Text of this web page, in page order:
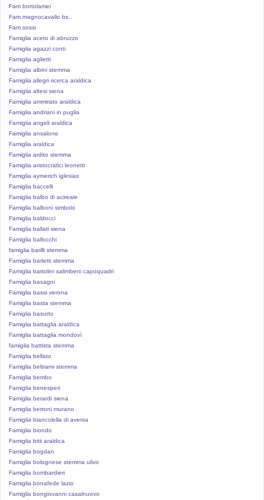
Fam bortolamei
Fam.magnocavallo bs..
Fam.sossi
Famiglia aceto di abruzzo
Famiglia agazzi conti
Famiglia aglietti
Famiglia albini stemma
Famiglia allegri ricerca araldica
Famiglia altesi siena
Famiglia ammirato araldica
Famiglia andriani in puglia
Famiglia angeli araldica
Famiglia ansalone
Famiglia araldica
Famiglia ardito stemma
Famiglia aristocratici leonetti
Famiglia aymerich iglesias
Famiglia baccelli
Famiglia balbo di acireale
Famiglia balboni simbolo
Famiglia baldocci
Famiglia ballati siena
Famiglia ballocchi
famiglia barilli stemma
Famiglia barletti stemma
Famiglia bartolini salimbeni capoquadri
Famiglia basagni
Famiglia bassi verona
Famiglia basta stemma
Famiglia basurto
Famiglia battaglia araldica
Famiglia battaglia mondovì
famiglia battista stemma
Famiglia bellato
Famiglia beltrami stemma
Famiglia bembo
Famiglia benesperi
Famiglia berardi siena
Famiglia bertoni murano
Famiglia biancolella di aversa
Famiglia biondo
Famiglia bitii araldica
Famiglia bogdan
Famiglia bolognese stemma ulivo
Famiglia bombardieri
Famiglia bonafede lazio
Famiglia bongiovanni casalnuovo